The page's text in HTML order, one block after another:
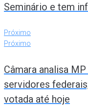
Seminário e tem
Próximo
Próximo
Câmara analisa
servidores
votada até hoje